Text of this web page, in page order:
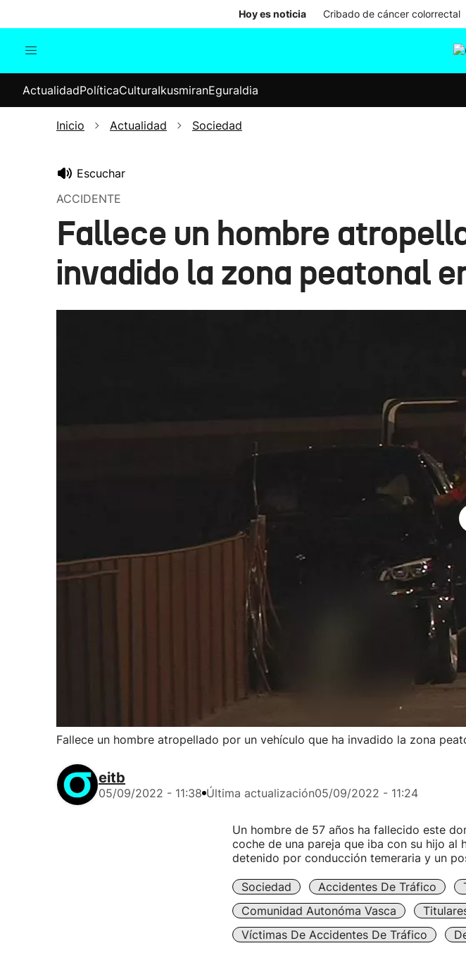
Hoy es noticia Cribado de cáncer colorrectal
Internacional
Elecciones
ActualidadPolíticaCulturaIkusmiranEguraldia
Inicio Actualidad Sociedad
Escuchar
ACCIDENTE
Fallece un hombre
invadido la zona peatonal
Fallece un hombre atropellado por un vehículo que ha invadido la zona
eitb
05/09/2022 - 11:38 Última actualización05/09/2022 - 11:24
Un hombre de 57 años ha fallecido este
coche de una pareja que iba con su hijo
detenido por conducción temeraria y un
Sociedad Accidentes De Tráfico
Comunidad Autonóma Vasca
Víctimas De Accidentes De Tráfico